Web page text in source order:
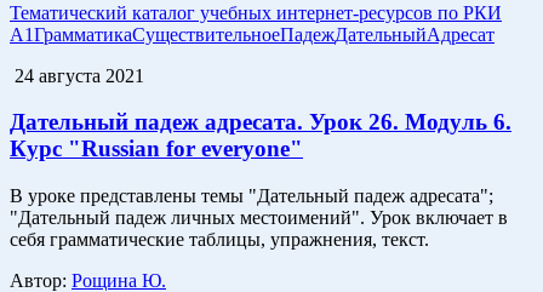
Тематический каталог учебных интернет-ресурсов по РКИ
A1ГрамматикаСуществительноеПадежДательныйАдресат
24 августа 2021
Дательный падеж адресата. Урок 26. Модуль 6.
Курс "Russian for everyone"
В уроке представлены темы "Дательный падеж адресата";
"Дательный падеж личных местоимений". Урок включает в
себя грамматические таблицы, упражнения, текст.
Автор: Рощина Ю.